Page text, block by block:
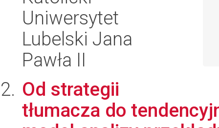
Uniwersytet
Lubelski Jana
Pawła II
Od strategii
tłumacza do